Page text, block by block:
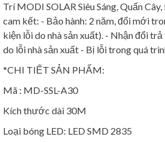
Trí MODI SOLAR Siêu Sáng, Quấn
cam kết: - Bảo hành: 2 năm, đổi mới
kiện lỗi do nhà sản xuất). - Nhận đổi
do lỗi nhà sản xuất - Bị lỗi trong quá
*CHI TIẾT SẢN PHẨM:
Mã : MD-SSL-A30
Kích thước dài 30M
Loại bóng LED: LED SMD 2835